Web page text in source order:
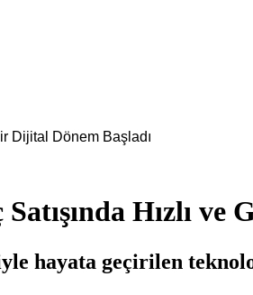
Dijital Dönem Başladı
Hızlı
hayata geçirilen